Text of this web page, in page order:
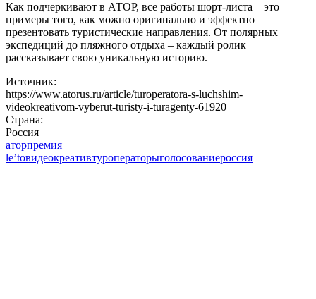
Как подчеркивают в АТОР, все работы шорт-листа – это
примеры того, как можно оригинально и эффектно
презентовать туристические направления. От полярных
экспедиций до пляжного отдыха – каждый ролик
рассказывает свою уникальную историю.
Источник:
https://www.atorus.ru/article/turoperatora-s-luchshim-
videokreativom-vyberut-turisty-i-turagenty-61920
Страна:
Россия
аторпремия
le’toвидеокреативтуроператорыголосованиероссия